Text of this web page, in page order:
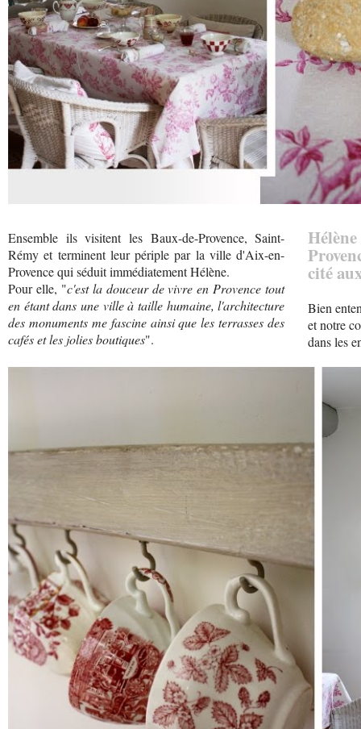
Ensemble ils visitent les Baux-de-Provence, Saint-
Rémy et terminent leur périple par la ville d'Aix-en-
Provence qui séduit immédiatement Hélène.
Pour elle, "c'est la douceur de vivre en Provence tout
en étant dans une ville à taille humaine, l'architecture
des monuments me fascine ainsi que les terrasses des
cafés et les jolies boutiques".
cité
Bien
et notre
dans les